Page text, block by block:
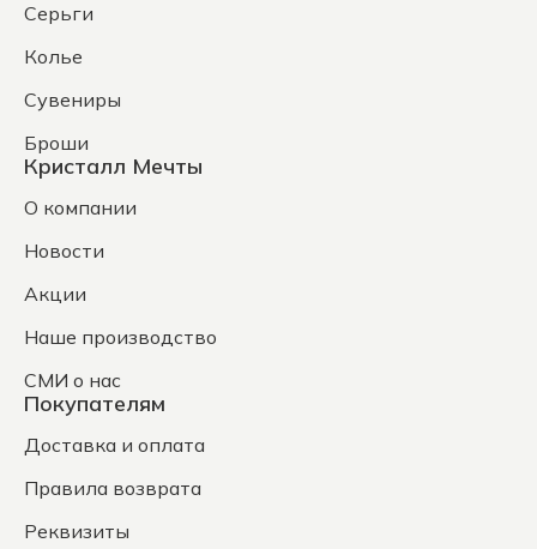
Серьги
Колье
Сувениры
Броши
Кристалл Мечты
О компании
Новости
Акции
Наше производство
СМИ о нас
Покупателям
Доставка и оплата
Правила возврата
Реквизиты